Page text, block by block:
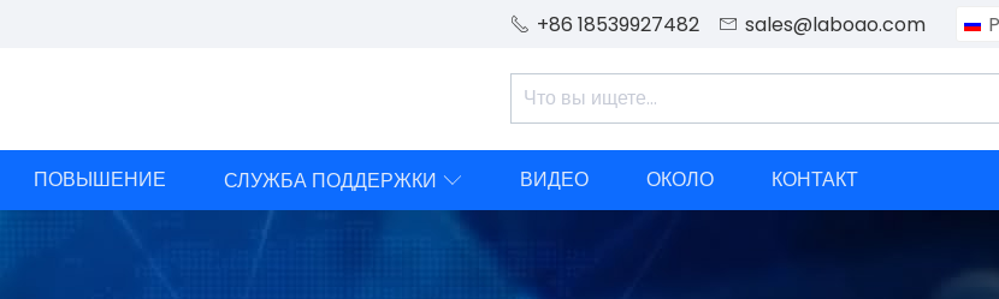
 +86 18539927482  sales@laboao.com
ПОВЫШЕНИЕ СЛУЖБА ПОДДЕРЖКИ  ВИДЕО ОКОЛО КОНТАКТ